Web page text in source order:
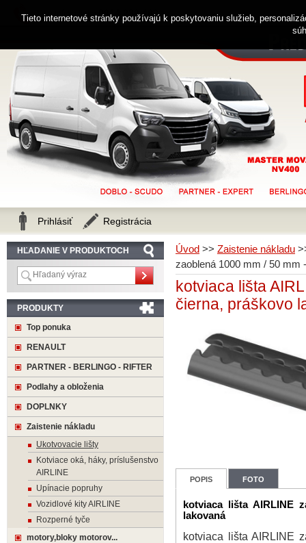
Úvod >> Zaistenie nákladu
zaoblená 1000 mm / 50 mm
kotviaca lišta
čierna, práškovo
POPIS FOTO
kotviaca lišta AIRLINE
lakovaná
kotviaca lišta AIRLINE
HĽADANIE V PRODUKTOCH
PRODUKTY
Top ponuka
RENAULT
PARTNER - BERLINGO - RIFTER
Podlahy a obloženia
DOPLNKY
Zaistenie nákladu
Ukotvovacie lišty
Kotviace oká, háky, príslušenstvo
AIRLINE
Upínacie popruhy
Vozidlové kity AIRLINE
Rozperné tyče
motory,bloky motorov...
Zákaznícka linka 0914 238 482
Prihlásiť Registrácia
Tieto internetové stránky používajú k poskytovaniu služieb,